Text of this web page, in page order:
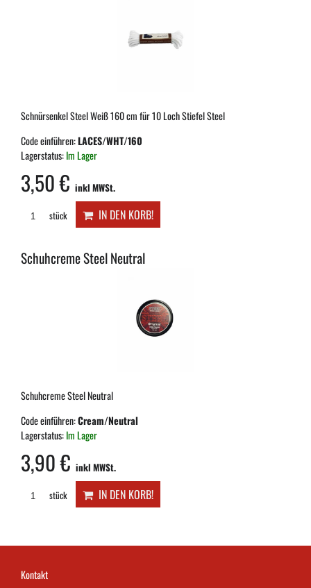
Schnürsenkel Steel Weiß 160 cm für 10 Loch Stiefel Steel
Code einführen:LACES/WHT/160
Lagerstatus:Im Lager
3,50 € inkl MWSt.
stück IN DEN KORB!
Schuhcreme Steel Neutral
Schuhcreme Steel Neutral
Code einführen:Cream/Neutral
Lagerstatus:Im Lager
3,90 € inkl MWSt.
stück IN DEN KORB!
Kontakt